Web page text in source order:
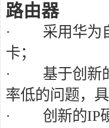
路由器
· 采用华为自
卡；
· 基于创新的
率低的问题，
· 创新的IP硬